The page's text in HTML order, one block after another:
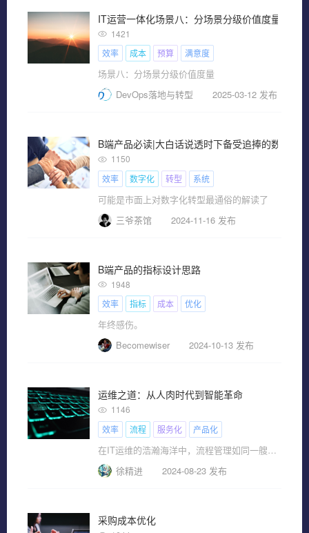
IT运营一体化场景八：分场景分级价值度量
1421
效率
成本 预算 满意度
场景八：分场景分级价值度量
DevOps落地与转型
2025-03-12 发布
B端产品必读|大白话说透时下备受追捧的数字化
1150
效率
数字化 转型 系统
可能是市面上对数字化转型最通俗的解读了
三爷茶馆
2024-11-16 发布
B端产品的指标设计思路
1948
效率
指标 成本 优化
年终感伤。
Becomewiser
2024-10-13 发布
运维之道：从人肉时代到智能革命
1146
效率
流程 服务化 产品化
在IT运维的浩瀚海洋中，流程管理如同一艘指引航向的巨轮。传统的运维方式，依赖人力，效率低下，而今，我们正步入一个崭新纪元，其中服务化、产品化、自动化成为运维流程的核心关键词。
徐精进
2024-08-23 发布
采购成本优化